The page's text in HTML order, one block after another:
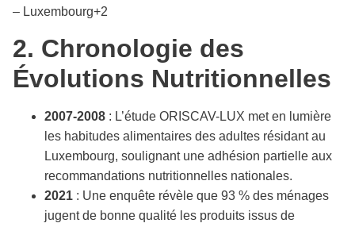
– Luxembourg+2
2. Chronologie des
Évolutions Nutritionnelles
2007-2008 : L’étude ORISCAV-LUX met en lumière
les habitudes alimentaires des adultes résidant au
Luxembourg, soulignant une adhésion partielle aux
recommandations nutritionnelles nationales.​
2021 : Une enquête révèle que 93 % des ménages
jugent de bonne qualité les produits issus de